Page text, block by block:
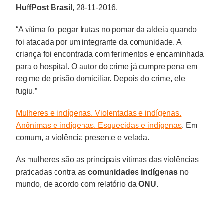
HuffPost Brasil , 28-11-2016.
“A vítima foi pegar frutas no pomar da aldeia quando
foi atacada por um integrante da comunidade. A
criança foi encontrada com ferimentos e encaminhada
para o hospital. O autor do crime já cumpre pena em
regime de prisão domiciliar. Depois do crime, ele
fugiu.”
Mulheres e indígenas. Violentadas e indígenas.
Anônimas e indígenas. Esquecidas e indígenas. Em
comum, a violência presente e velada.
As mulheres são as principais vítimas das violências
praticadas contra ascomunidades indígenas no
mundo, de acordo com relatório daONU.